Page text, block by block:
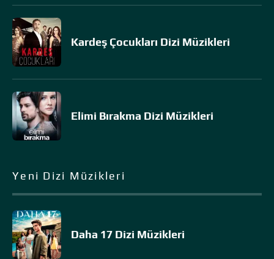
Kardeş Çocukları Dizi Müzikleri
Elimi Bırakma Dizi Müzikleri
Yeni Dizi Müzikleri
Daha 17 Dizi Müzikleri